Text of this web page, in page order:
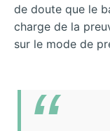
de doute que le
charge de la
sur le mode de